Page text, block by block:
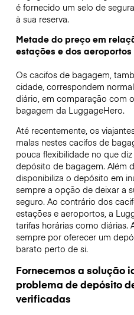
é fornecido um selo de
à sua reserva.
Metade do preço em
estações e dos aeroportos
Os cacifos de bagagem,
cidade, correspondem
diário, em comparação com
bagagem da LuggageHero.
Até recentemente, os
malas nestes cacifos de
pouca flexibilidade no que
depósito de bagagem. Além
disponibiliza o depósito em
sempre a opção de deixar a
seguro. Ao contrário dos
estações e aeroportos, a
tarifas horárias como diárias.
sempre por oferecer um
barato perto de si.
Fornecemos a solução
problema de depósito
verificadas